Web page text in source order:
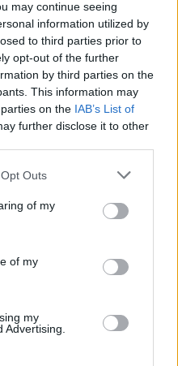
may continue seeing
information utilized by
to third parties prior to
opt-out of the further
by third parties on the
This information may
on the IAB’s List of
further disclose it to other
Outs
of my
of my
my
Advertising.
gli 8 e i 10 milioni di euro,
al trasferimento,
spazio e un ruolo